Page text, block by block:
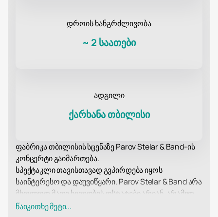
დროის ხანგრძლივობა
~ 2 საათები
ადგილი
ქარხანა თბილისი
ფაბრიკა თბილისის სცენაზე Parov Stelar & Band-ის
კონცერტი გაიმართება.
სპექტაკლი თავისთავად გვპირდება იყოს
საინტერესო და დაუვიწყარი. Parov Stelar & Band არა
მხოლოდ მათი ხელობის ოსტატები არიან, არამედ
ქმნიან უნიკალურ ატმოსფეროს თავიანთ
წაიკითხე მეტი...